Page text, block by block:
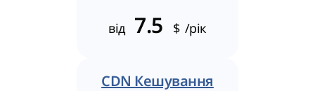
від 7.5 $ /рік
CDN Кешування